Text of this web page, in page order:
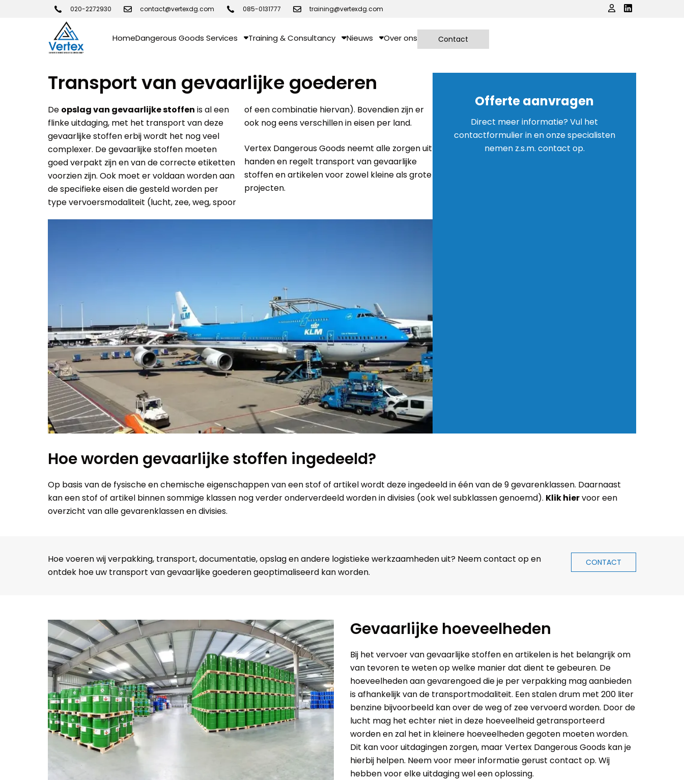
020-2272930 contact@vertexdg.com 085-0131777 training@vertexdg.com
HomeDangerous Goods Services Training & Consultancy Nieuws Over ons Contact
Transport van gevaarlijke goederen
De opslag van gevaarlijke stoffen is al een
flinke uitdaging, met het transport van deze
gevaarlijke stoffen erbij wordt het nog veel
complexer. De gevaarlijke stoffen moeten
goed verpakt zijn en van de correcte etiketten
voorzien zijn. Ook moet er voldaan worden aan
de specifieke eisen die gesteld worden per
type vervoersmodaliteit (lucht, zee, weg, spoor
of een combinatie hiervan). Bovendien zijn er
ook nog eens verschillen in eisen per land.
Vertex Dangerous Goods neemt alle zorgen uit
handen en regelt transport van gevaarlijke
stoffen en artikelen voor zowel kleine als grote
projecten.
Offerte aanvragen
Direct meer informatie? Vul het
contactformulier in en onze specialisten
nemen z.s.m. contact op.
Hoe worden gevaarlijke stoffen ingedeeld?
Op basis van de fysische en chemische eigenschappen van een stof of artikel wordt deze ingedeeld in één van de 9 gevarenklassen. Daarnaast
kan een stof of artikel binnen sommige klassen nog verder onderverdeeld worden in divisies (ook wel subklassen genoemd). Klik hiervoor een
overzicht van alle gevarenklassen en divisies.
Hoe voeren wij verpakking, transport, documentatie, opslag en andere logistieke werkzaamheden uit? Neem contact op en
ontdek hoe uw transport van gevaarlijke goederen geoptimaliseerd kan worden.
CONTACT
Gevaarlijke hoeveelheden
Bij het vervoer van gevaarlijke stoffen en artikelen is het belangrijk om
van tevoren te weten op welke manier dat dient te gebeuren. De
hoeveelheden aan gevarengoed die je per verpakking mag aanbieden
is afhankelijk van de transportmodaliteit. Een stalen drum met 200 liter
benzine bijvoorbeeld kan over de weg of zee vervoerd worden. Door de
lucht mag het echter niet in deze hoeveelheid getransporteerd
worden en zal het in kleinere hoeveelheden gegoten moeten worden.
Dit kan voor uitdagingen zorgen, maar Vertex Dangerous Goods kan je
hierbij helpen. Neem voor meer informatie gerust contact op. Wij
hebben voor elke uitdaging wel een oplossing.